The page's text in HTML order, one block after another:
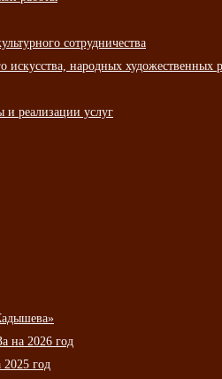
сотрудничества
искусства, народных художественных
и реализации услуг
на 2026 год
год